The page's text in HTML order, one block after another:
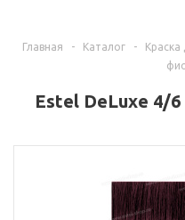
Главная - Каталог - Краска
Estel DeLuxe 4/